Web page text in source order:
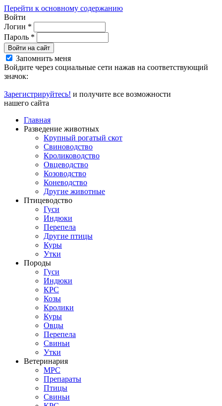
Перейти к основному содержанию
Войти
Логин *
Пароль *
Войти на сайт
Запомнить меня
Войдите через социальные сети нажав на соответствующий
значок:
Зарегистрируйтесь! и получите все возможности
нашего сайта
Главная
Разведение животных
Крупный рогатый скот
Свиноводство
Кролиководство
Овцеводство
Козоводство
Коневодство
Другие животные
Птицеводство
Гуси
Индюки
Перепела
Другие птицы
Куры
Утки
Породы
Гуси
Индюки
КРС
Козы
Кролики
Куры
Овцы
Перепела
Свиньи
Утки
Ветеринария
МРС
Препараты
Птицы
Свиньи